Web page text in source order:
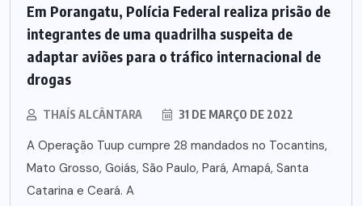
Em Porangatu, Polícia Federal realiza prisão de
integrantes de uma quadrilha suspeita de
adaptar aviões para o tráfico internacional de
drogas
THAÍS ALCÂNTARA 31 DE MARÇO DE 2022
A Operação Tuup cumpre 28 mandados no Tocantins,
Mato Grosso, Goiás, São Paulo, Pará, Amapá, Santa
Catarina e Ceará. A